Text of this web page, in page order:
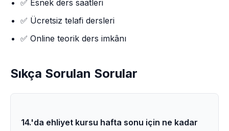
✅ Esnek ders saatleri
✅ Ücretsiz telafi dersleri
✅ Online teorik ders imkânı
Sıkça Sorulan Sorular
14.'da ehliyet kursu hafta sonu için ne kadar